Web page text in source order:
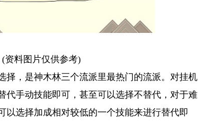
(资料图片仅供参考)
择，是神木林三个流派里最热门的流派。对挂机
代手动技能即可，甚至可以选择不替代，对于难
以选择加成相对较低的一个技能来进行替代即